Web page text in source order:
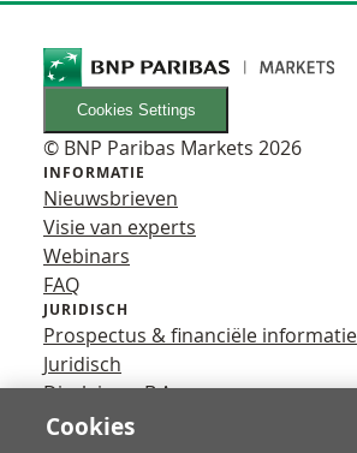
Cookies Settings
© BNP Paribas Markets 2026
INFORMATIE
Nieuwsbrieven
Visie van experts
Webinars
FAQ
JURIDISCH
Prospectus & financiële informatie
Juridisch
Disclaimer B.A.
Privacy
Cookies